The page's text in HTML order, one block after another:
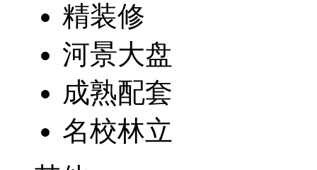
精装修
河景大盘
成熟配套
名校林立